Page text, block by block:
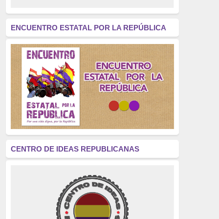
América Latina
(305)
Exhumación
(304)
Golpe de Estado
(304)
Brigadas Internacionales
(303)
pensamiento
(294)
Revisionismo
(289)
La Transición
(275)
educación pública
(270)
La Izquierda
(260)
ENCUENTRO ESTATAL POR LA REPÚBLICA
CENTRO DE IDEAS REPUBLICANAS